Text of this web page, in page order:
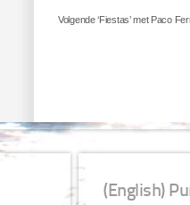
Volgende ‘Fiestas’ met Paco
(English)